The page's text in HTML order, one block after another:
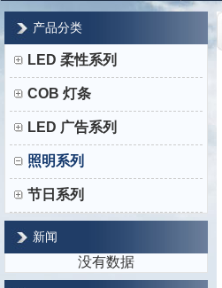
产品分类
LED 柔性系列
COB 灯条
LED 广告系列
照明系列
节日系列
新闻
没有数据